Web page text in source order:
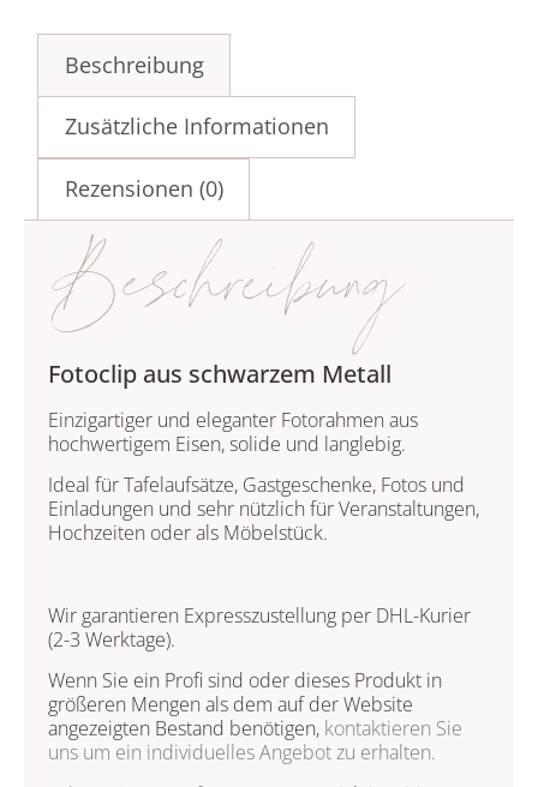
Beschreibung
Zusätzliche Informationen
Rezensionen (0)
Beschreibung
Fotoclip aus schwarzem Metall
Einzigartiger und eleganter Fotorahmen aus
hochwertigem Eisen, solide und langlebig.
Ideal für Tafelaufsätze, Gastgeschenke, Fotos und
Einladungen und sehr nützlich für Veranstaltungen,
Hochzeiten oder als Möbelstück.
Wir garantieren Expresszustellung per DHL-Kurier
(2-3 Werktage).
Wenn Sie ein Profi sind oder dieses Produkt in
größeren Mengen als dem auf der Website
angezeigten Bestand benötigen, kontaktieren Sie
uns um ein individuelles Angebot zu erhalten.